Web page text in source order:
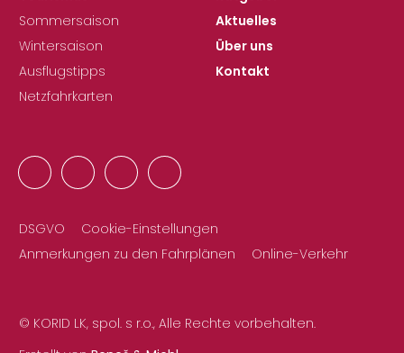
Sommersaison
Wintersaison
Ausflugstipps
Netzfahrkarten
Aktuelles
Über uns
Kontakt
DSGVO
Cookie-Einstellungen
Anmerkungen zu den Fahrplänen
Online-Verkehr
© KORID LK, spol. s r.o., Alle Rechte vorbehalten.